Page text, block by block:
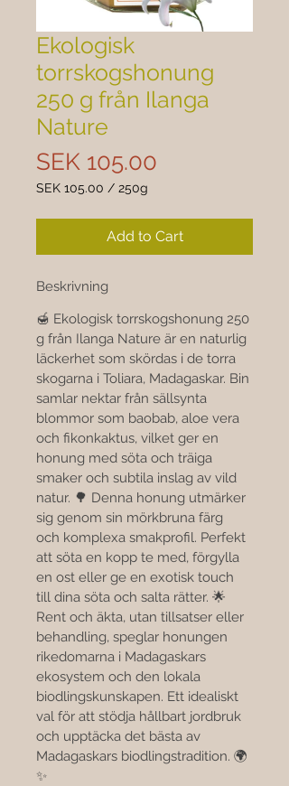
Ekologisk
torrskogshonung
250 g från Ilanga
Nature
SEK 105.00
SEK 105.00 / 250g
per
Grams
Add to Cart
Beskrivning
🍯 Ekologisk torrskogshonung 250
g från Ilanga Nature är en naturlig
läckerhet som skördas i de torra
skogarna i Toliara, Madagaskar. Bin
samlar nektar från sällsynta
blommor som baobab, aloe vera
och fikonkaktus, vilket ger en
honung med söta och träiga
smaker och subtila inslag av vild
natur. 🌳 Denna honung utmärker
sig genom sin mörkbruna färg
och komplexa smakprofil. Perfekt
att söta en kopp te med, förgylla
en ost eller ge en exotisk touch
till dina söta och salta rätter. 🌟
Rent och äkta, utan tillsatser eller
behandling, speglar honungen
rikedomarna i Madagaskars
ekosystem och den lokala
biodlingskunskapen. Ett idealiskt
val för att stödja hållbart jordbruk
och upptäcka det bästa av
Madagaskars biodlingstradition. 🌍
✨